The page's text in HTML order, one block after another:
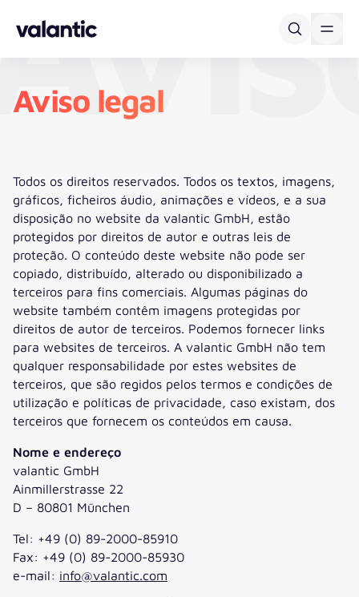
Aviso legal
Todos os direitos reservados. Todos os textos, imagens,
gráficos, ficheiros áudio, animações e vídeos, e a sua
disposição no website da valantic GmbH, estão
protegidos por direitos de autor e outras leis de
proteção. O conteúdo deste website não pode ser
copiado, distribuído, alterado ou disponibilizado a
terceiros para fins comerciais. Algumas páginas do
website também contêm imagens protegidas por
direitos de autor de terceiros. Podemos fornecer links
para websites de terceiros. A valantic GmbH não tem
qualquer responsabilidade por estes websites de
terceiros, que são regidos pelos termos e condições de
utilização e políticas de privacidade, caso existam, dos
terceiros que fornecem os conteúdos em causa.
Nome e endereço
valantic GmbH
Ainmillerstrasse 22
D – 80801 München
Tel: +49 (0) 89-2000-85910
Fax: +49 (0) 89-2000-85930
e-mail: info@valantic.com